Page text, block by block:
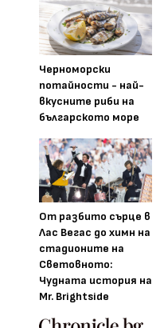
Черноморски
потайности - най-
вкусните риби на
българското море
От разбито сърце в
Лас Вегас до химн на
стадионите на
Световното:
Чудната история на
Mr. Brightside